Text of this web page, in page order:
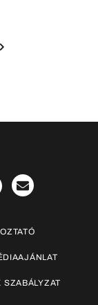
SZABÁLYZAT